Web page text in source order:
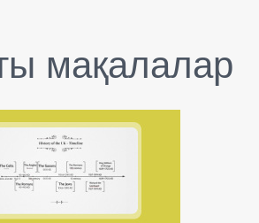
мақалалар